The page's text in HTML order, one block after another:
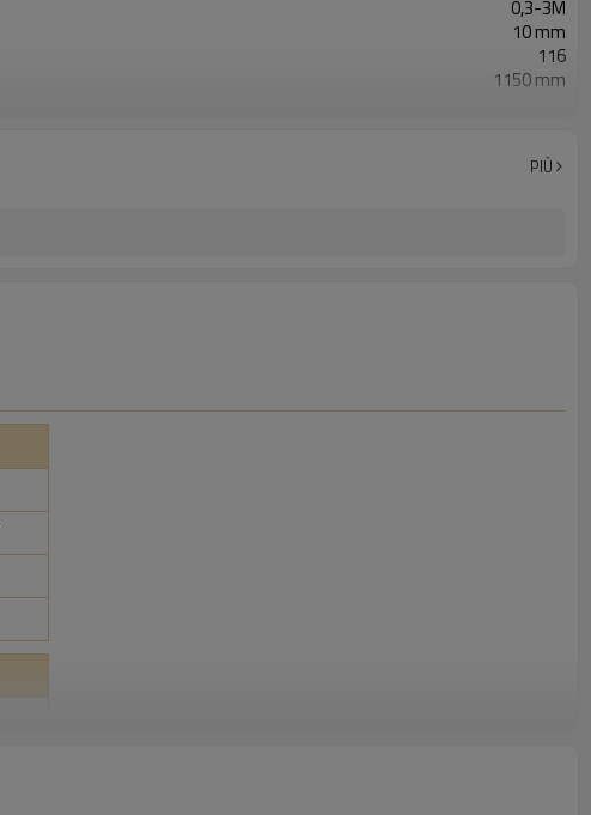
0,3-3M
10 mm
116
1150 mm
TÜV CE, Cina GB, certificato ISO UL-FCC, TIPO 4
PIÙ